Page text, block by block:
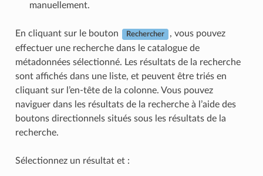
manuellement.
En cliquant sur le bouton Rechercher
, vous pouvez
effectuer une recherche dans le catalogue de
métadonnées sélectionné. Les résultats de la recherche
sont affichés dans une liste, et peuvent être triés en
cliquant sur l’en-tête de la colonne. Vous pouvez
naviguer dans les résultats de la recherche à l’aide des
boutons directionnels situés sous les résultats de la
recherche.
Sélectionnez un résultat et :